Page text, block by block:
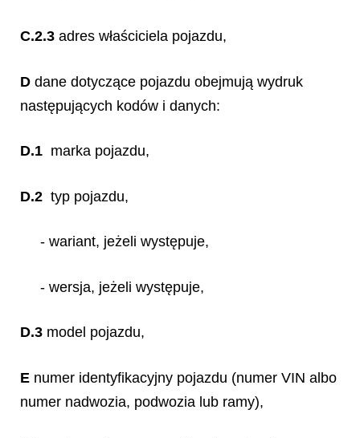
C.2.3 adres właściciela pojazdu,
D dane dotyczące pojazdu obejmują wydruk
następujących kodów i danych:
D.1 marka pojazdu,
D.2 typ pojazdu,
- wariant, jeżeli występuje,
- wersja, jeżeli występuje,
D.3 model pojazdu,
E numer identyfikacyjny pojazdu (numer VIN albo
numer nadwozia, podwozia lub ramy),